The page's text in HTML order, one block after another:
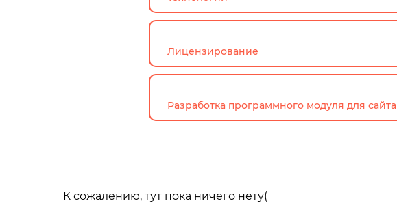
Лицензирование
Разработка программного модуля для сайта
К сожалению, тут пока ничего нету(